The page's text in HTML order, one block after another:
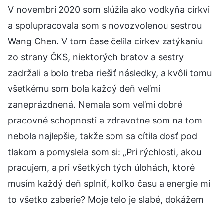
V novembri 2020 som slúžila ako vodkyňa cirkvi
a spolupracovala som s novozvolenou sestrou
Wang Chen. V tom čase čelila cirkev zatýkaniu
zo strany ČKS, niektorých bratov a sestry
zadržali a bolo treba riešiť následky, a kvôli tomu
všetkému som bola každý deň veľmi
zaneprázdnená. Nemala som veľmi dobré
pracovné schopnosti a zdravotne som na tom
nebola najlepšie, takže som sa cítila dosť pod
tlakom a pomyslela som si: „Pri rýchlosti, akou
pracujem, a pri všetkých tých úlohách, ktoré
musím každý deň splniť, koľko času a energie mi
to všetko zaberie? Moje telo je slabé, dokážem